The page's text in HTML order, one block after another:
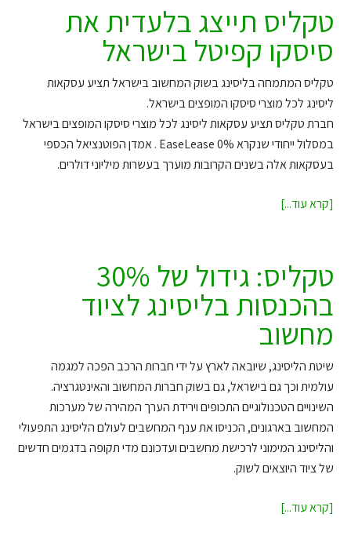
יותר
גבוהה
תוך
שמירה
מלאה
על
האחזקות?
טקליס תייצג בלעדית את
סיסקו קפיטל בישראל
טקליס המתמחה בליסינג בשוק המחשוב בישראל תציע עסקאות
ליסינג לכל מוצרי סיסקו המופצים בישראל.
חברת טקליס תציע עסקאות ליסינג לכל מוצרי סיסקו המופצים בישראל
במסלול ייחודי שנקרא EaseLease 0% . אמדן הפוטנציאל הכספי
בעסקאות אלה בשנים הקרובות מוערך בעשרות מיליוני דולרים.
[קרא עוד...]
סיסקו
קפיטל
בישראל
טקליס: גידול של 30%
בהכנסות בליסינג לציוד
מחשוב
שיטת הליסינג, שיובאה לארץ על ידי חברות הרכב הפכה למגמה
עולמית וכך גם בישראל, גם בשוק חברות המחשוב והאינטגרציה.
השינויים הטכנולוגיים התכופים וירידת הערך המהירה של מערכות
המחשוב בארגונים, הכניסו את ענף המחשבים לעולם הליסינג התפעולי
והליסינג המימוני לרכישת מחשבים ועדכונם מדי תקופה בדגמים חדשים
של ציוד היוצאים לשוק.
[קרא עוד...]